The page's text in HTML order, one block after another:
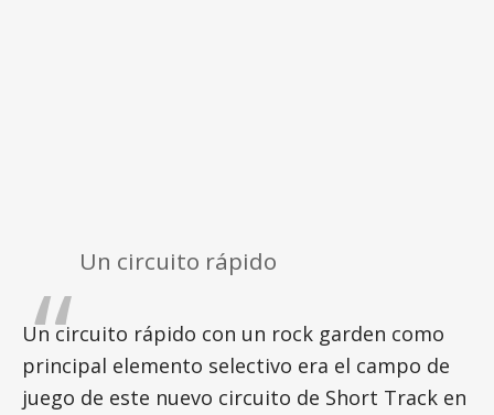
Un circuito rápido
Un circuito rápido con un rock garden como
principal elemento selectivo era el campo de
juego de este nuevo circuito de Short Track en